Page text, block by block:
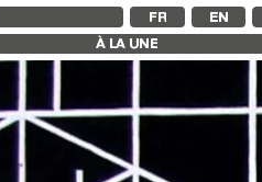
FR EN
À LA UNE